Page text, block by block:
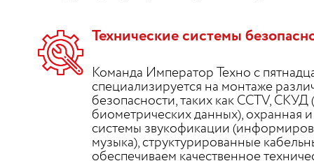
Технические системы
Команда Император Техно с
специализируется на монтаже
безопасности, таких как CCTV,
биометрических данных), охранная
системы звукофикации
музыка), структурированные
обеспечиваем качественное